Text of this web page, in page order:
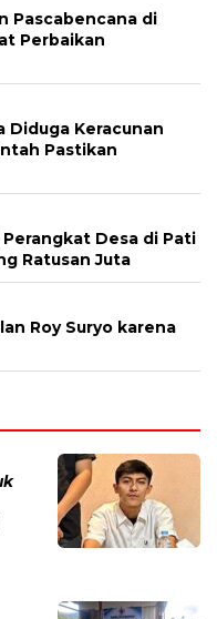
Pascabencana di
Perbaikan
Diduga Keracunan
Pastikan
Desa di Pati
Ratusan Juta
Roy Suryo karena